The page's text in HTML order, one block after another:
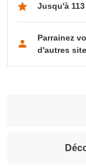
Jusqu'à
Parrainez
d'autres